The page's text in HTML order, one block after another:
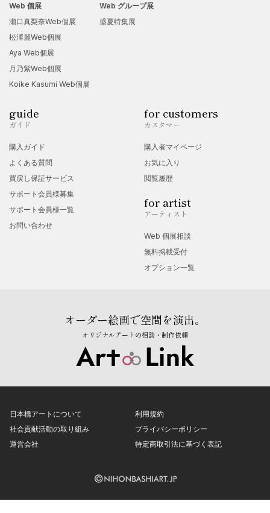
Web 個展
瀬口真梨奈Web個展
松澤麗Web個展
Aya Web個展
月乃紫Web個展
Koike Kasumi Web個展
Web グループ展
盛夏特集展
guide
ガイド
購入ガイド
よくある質問
買戻し保証サービス
サポート会員様募集
サポート会員様一覧
お問い合わせ
for customers
カスタマー
購入者マイページ
お気に入り
閲覧履歴
for artist
アーティスト
Web 個展相談
無料掲載受付
オプション一覧
オーダー絵画で空間を演出。
オリジナルアートの相談・制作依頼
日本橋アートについて
社会貢献活動の取り組み
運営会社
利用規約
プライバシーポリシー
特定商取引法に基づく表記